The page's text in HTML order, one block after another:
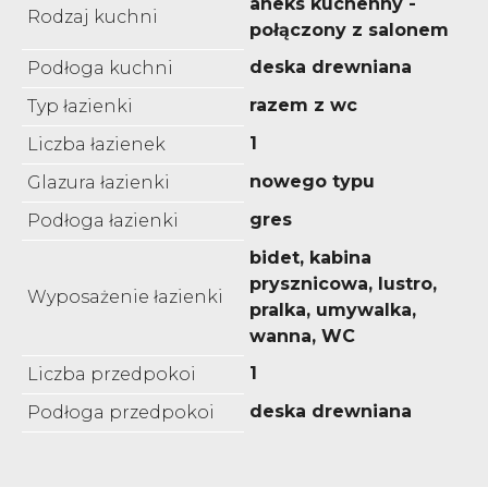
Rodzaj kuchni
połączony z salonem
Podłoga kuchni
deska drewniana
Typ łazienki
razem z wc
Liczba łazienek
1
Glazura łazienki
nowego typu
Podłoga łazienki
gres
Wyposażenie łazienki
bidet, kabina
prysznicowa, lustro,
pralka, umywalka,
wanna, WC
Liczba przedpokoi
1
Podłoga przedpokoi
deska drewniana